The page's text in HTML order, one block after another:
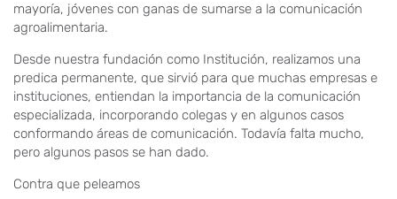
mayoría, jóvenes con ganas de sumarse a la comunicación
agroalimentaria.
Desde nuestra fundación como Institución, realizamos una
predica permanente, que sirvió para que muchas empresas e
instituciones, entiendan la importancia de la comunicación
especializada, incorporando colegas y en algunos casos
conformando áreas de comunicación. Todavía falta mucho,
pero algunos pasos se han dado.
Contra que peleamos